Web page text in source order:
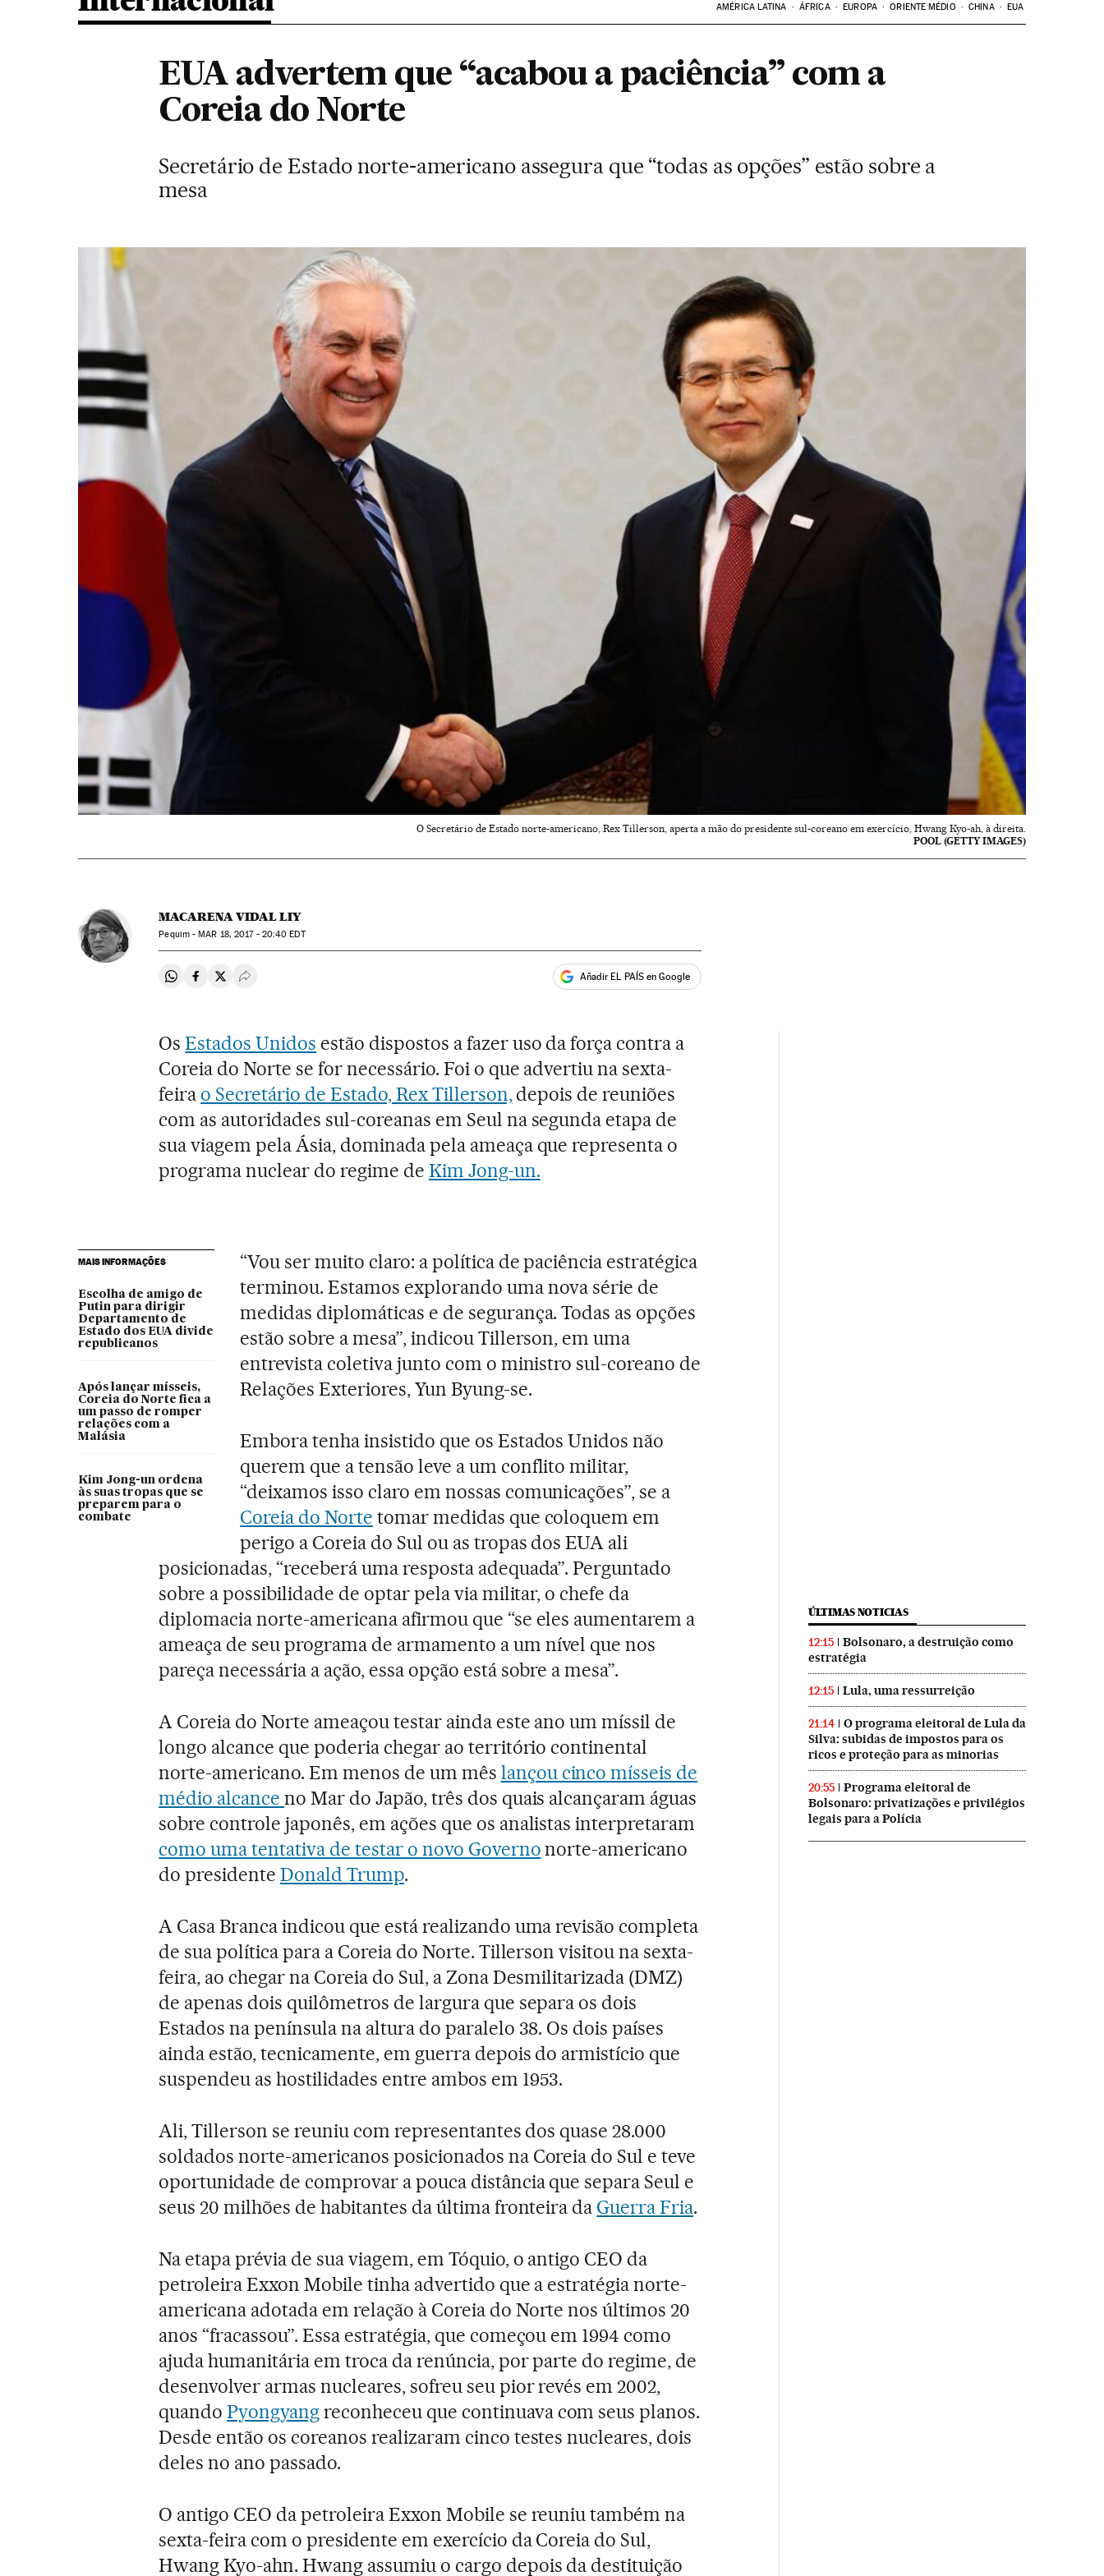
AMÉRICA LATINA ÁFRICA EUROPA ORIENTE MÉDIO CHINA EUA
EUA advertem que “acabou a paciência” com a
Coreia do Norte
Secretário de Estado norte-americano assegura que “todas as opções” estão sobre a
mesa
O Secretário de Estado norte-americano, Rex Tillerson, aperta a mão do presidente sul-coreano em exercício, Hwang Kyo-ah, à direita.
POOL (GETTY IMAGES)
MACARENA VIDAL LIY
Pequim -MAR 18, 2017 - 20:40 EDT
Compartir en Whatsapp
Compartir en Facebook
Compartir en Twitter
Desplegar Redes Sociales Añadir EL PAÍS en Google
OsEstados Unidos estão dispostos a fazer uso da força contra a
Coreia do Norte se for necessário. Foi o que advertiu na sexta-
feira o Secretário de Estado, Rex Tillerson,depois de reuniões
com as autoridades sul-coreanas em Seul na segunda etapa de
sua viagem pela Ásia, dominada pela ameaça que representa o
programa nuclear do regime de Kim Jong-un.
MAIS INFORMAÇÕES
Escolha de amigo de
Putin para dirigir
Departamento de
Estado dos EUA divide
republicanos
Após lançar mísseis,
Coreia do Norte fica a
um passo de romper
relações com a
Malásia
Kim Jong-un ordena
às suas tropas que se
preparem para o
combate
“Vou ser muito claro: a política de paciência estratégica
terminou. Estamos explorando uma nova série de
medidas diplomáticas e de segurança. Todas as opções
estão sobre a mesa”, indicou Tillerson, em uma
entrevista coletiva junto com o ministro sul-coreano de
Relações Exteriores, Yun Byung-se.
Embora tenha insistido que os Estados Unidos não
querem que a tensão leve a um conflito militar,
“deixamos isso claro em nossas comunicações”, se a
Coreia do Norte tomar medidas que coloquem em
perigo a Coreia do Sul ou as tropas dos EUA ali
posicionadas, “receberá uma resposta adequada”. Perguntado
sobre a possibilidade de optar pela via militar, o chefe da
diplomacia norte-americana afirmou que “se eles aumentarem a
ameaça de seu programa de armamento a um nível que nos
pareça necessária a ação, essa opção está sobre a mesa”.
A Coreia do Norte ameaçou testar ainda este ano um míssil de
longo alcance que poderia chegar ao território continental
norte-americano. Em menos de um mês lançou cinco mísseis de
médio alcanceno Mar do Japão, três dos quais alcançaram águas
sobre controle japonês, em ações que os analistas interpretaram
como uma tentativa de testar o novo Governonorte-americano
do presidenteDonald Trump.
A Casa Branca indicou que está realizando uma revisão completa
de sua política para a Coreia do Norte. Tillerson visitou na sexta-
feira, ao chegar na Coreia do Sul, a Zona Desmilitarizada (DMZ)
de apenas dois quilômetros de largura que separa os dois
Estados na península na altura do paralelo 38. Os dois países
ainda estão, tecnicamente, em guerra depois do armistício que
suspendeu as hostilidades entre ambos em 1953.
Ali, Tillerson se reuniu com representantes dos quase 28.000
soldados norte-americanos posicionados na Coreia do Sul e teve
oportunidade de comprovar a pouca distância que separa Seul e
seus 20 milhões de habitantes da última fronteira da Guerra Fria.
Na etapa prévia de sua viagem, em Tóquio, o antigo CEO da
petroleira Exxon Mobile tinha advertido que a estratégia norte-
americana adotada em relação à Coreia do Norte nos últimos 20
anos “fracassou”. Essa estratégia, que começou em 1994 como
ajuda humanitária em troca da renúncia, por parte do regime, de
desenvolver armas nucleares, sofreu seu pior revés em 2002,
quandoPyongyangreconheceu que continuava com seus planos.
Desde então os coreanos realizaram cinco testes nucleares, dois
deles no ano passado.
O antigo CEO da petroleira Exxon Mobile se reuniu também na
sexta-feira com o presidente em exercício da Coreia do Sul,
Hwang Kyo-ahn. Hwang assumiu o cargo depois da destituição
ÚLTIMAS NOTICIAS
12:15
Bolsonaro, a destruição como
estratégia
12:15 Lula, uma ressurreição
21:14
O programa eleitoral de Lula da
Silva: subidas de impostos para os
ricos e proteção para as minorias
20:55
Programa eleitoral de
Bolsonaro: privatizações e privilégios
legais para a Polícia